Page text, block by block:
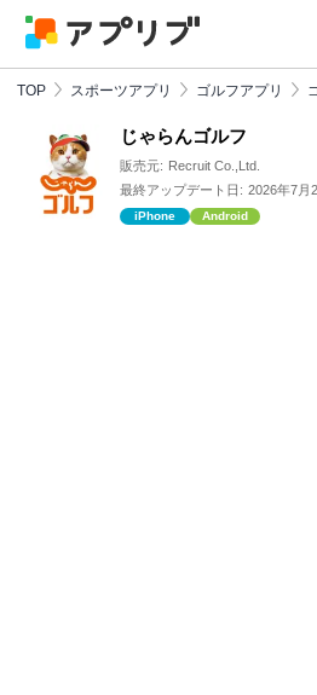
TOP スポーツアプリ ゴルフアプリ
じゃらんゴルフ
販売元: Recruit Co.,Ltd.
最終アップデート日: 2026年7月
iPhone Android